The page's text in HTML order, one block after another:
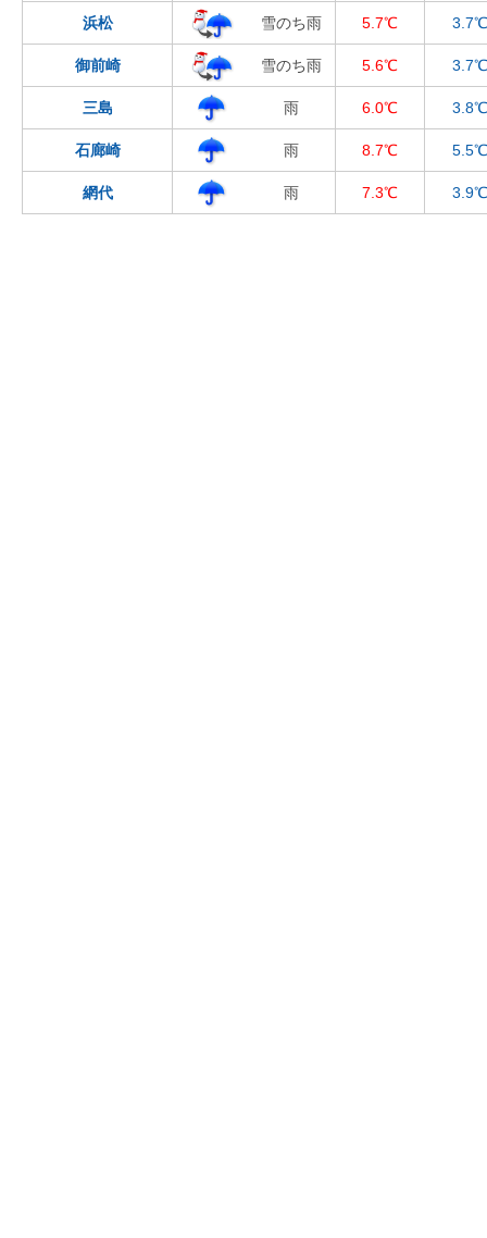
浜松 雪のち雨 5.7℃ 3.7℃
御前崎 雪のち雨 5.6℃ 3.7℃
三島 雨 6.0℃ 3.8℃
石廊崎 雨 8.7℃ 5.5℃
網代 雨 7.3℃ 3.9℃